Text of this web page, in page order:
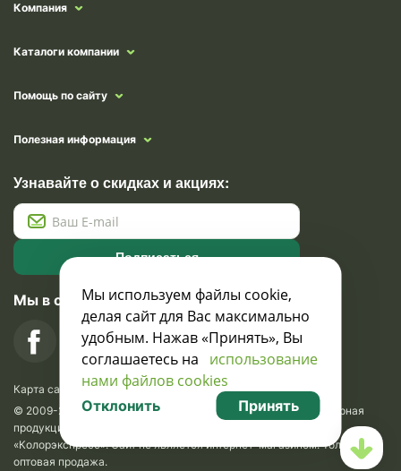
Компания
Каталоги компании
Помощь по сайту
Полезная информация
Узнавайте о скидках и акциях:
Подписаться
Мы в социальных сетях
Карта сайта
© 2009-2026 Krasavik.by. Сувениры оптом. Рекламно-сувенирная
продукция и сувениры с логотипом. УНН 100873745, ООО
«Колорэкспресс». Сайт не является интернет-магазином. Только
оптовая продажа.
Мы используем файлы cookie,
делая сайт для Вас максимально
удобным. Нажав «Принять», Вы
соглашаетесь на использование
нами файлов cookies
Отклонить Принять